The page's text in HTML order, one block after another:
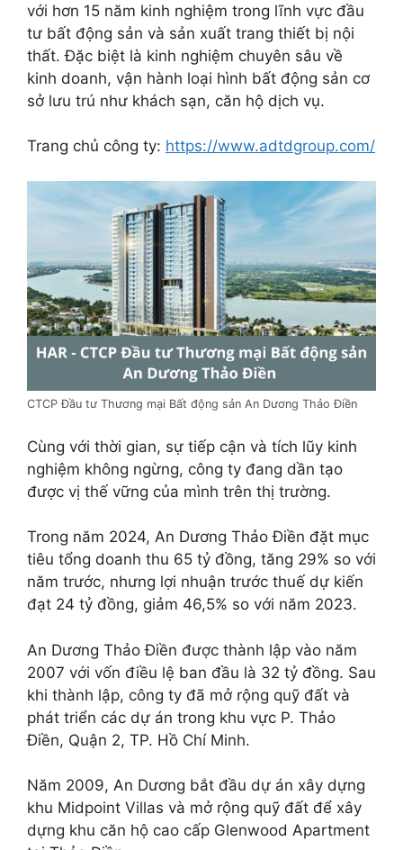
với hơn 15 năm kinh nghiệm trong lĩnh vực đầu
tư bất động sản và sản xuất trang thiết bị nội
thất. Đặc biệt là kinh nghiệm chuyên sâu về
kinh doanh, vận hành loại hình bất động sản cơ
sở lưu trú như khách sạn, căn hộ dịch vụ.
Trang chủ công ty: https://www.adtdgroup.com/
CTCP Đầu tư Thương mại Bất động sản An Dương Thảo Điền
Cùng với thời gian, sự tiếp cận và tích lũy kinh
nghiệm không ngừng, công ty đang dần tạo
được vị thế vững của mình trên thị trường.
Trong năm 2024, An Dương Thảo Điền đặt mục
tiêu tổng doanh thu 65 tỷ đồng, tăng 29% so với
năm trước, nhưng lợi nhuận trước thuế dự kiến
đạt 24 tỷ đồng, giảm 46,5% so với năm 2023.
An Dương Thảo Điền được thành lập vào năm
2007 với vốn điều lệ ban đầu là 32 tỷ đồng. Sau
khi thành lập, công ty đã mở rộng quỹ đất và
phát triển các dự án trong khu vực P. Thảo
Điền, Quận 2, TP. Hồ Chí Minh.
Năm 2009, An Dương bắt đầu dự án xây dựng
khu Midpoint Villas và mở rộng quỹ đất để xây
dựng khu căn hộ cao cấp Glenwood Apartment